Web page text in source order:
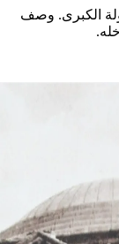
الجولة الكبرى. وصف